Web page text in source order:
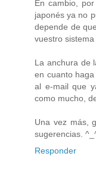
En cambio,
japonés ya no
depende de
vuestro
La anchura de
en cuanto
al e-mail que
como mucho,
Una vez más,
sugerencias.
Responder